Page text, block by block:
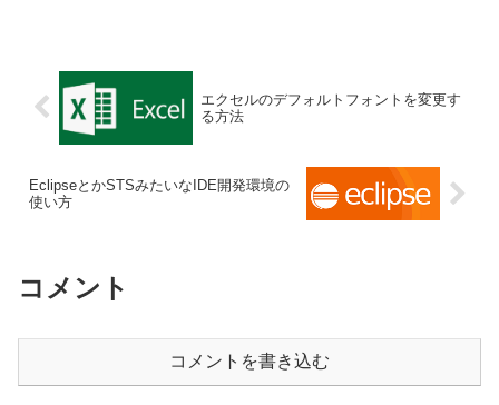
エクセルのデフォルトフォントを変更す
る方法
EclipseとかSTSみたいなIDE開発環境の
使い方
コメント
コメントを書き込む